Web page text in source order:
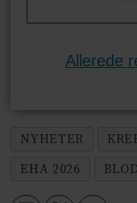
Allerede
NYHETER
EHA 2026